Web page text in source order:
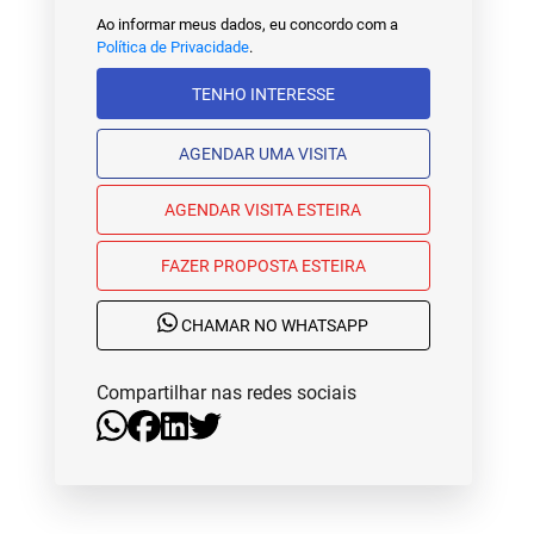
Ao informar meus dados, eu concordo com a
Política de Privacidade.
TENHO INTERESSE
AGENDAR UMA VISITA
AGENDAR VISITA ESTEIRA
FAZER PROPOSTA ESTEIRA
CHAMAR NO WHATSAPP
Compartilhar nas redes sociais